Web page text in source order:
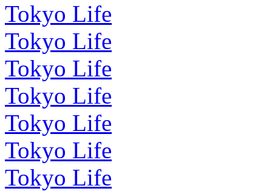
Tokyo Life
Tokyo Life
Tokyo Life
Tokyo Life
Tokyo Life
Tokyo Life
Tokyo Life